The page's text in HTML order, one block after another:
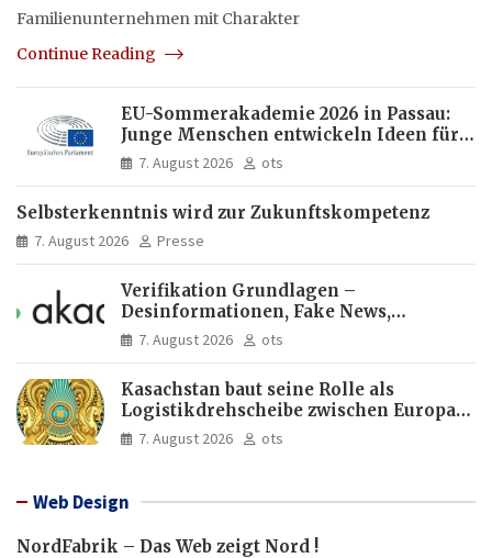
Familienunternehmen mit Charakter
Continue Reading
EU-Sommerakademie 2026 in Passau:
Junge Menschen entwickeln Ideen für
Europas Zukunft
7. August 2026 ots
Selbsterkenntnis wird zur Zukunftskompetenz
7. August 2026 Presse
Verifikation Grundlagen –
Desinformationen, Fake News,
manipulierte Inhalte | dpa-Akademie
7. August 2026 ots
Kasachstan baut seine Rolle als
Logistikdrehscheibe zwischen Europa
und Asien aus
7. August 2026 ots
Web Design
NordFabrik – Das Web zeigt Nord !